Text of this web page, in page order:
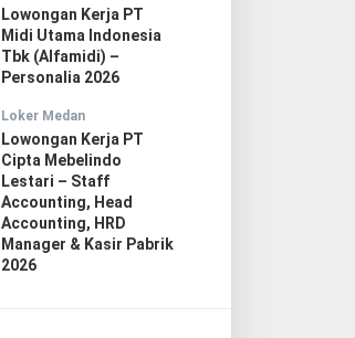
Lowongan Kerja PT
Midi Utama Indonesia
Tbk (Alfamidi) –
Personalia 2026
Loker Medan
Lowongan Kerja PT
Cipta Mebelindo
Lestari – Staff
Accounting, Head
Accounting, HRD
Manager & Kasir Pabrik
2026